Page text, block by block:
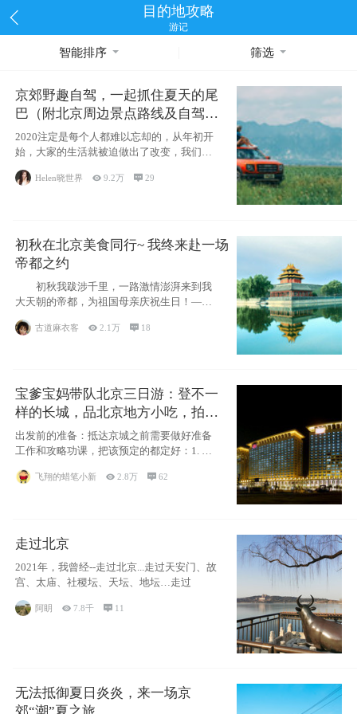
目的地攻略
游记
智能排序 筛选
京郊野趣自驾，一起抓住夏天的尾
巴（附北京周边景点路线及自驾攻
略）
2020注定是每个人都难以忘却的，从年初开
始，大家的生活就被迫做出了改变，我们也
不例外。本来双双辞职是为
Helen晓世界 9.2万 29
初秋在北京美食同行~ 我终来赴一场
帝都之约
初秋我跋涉千里，一路激情澎湃来到我
大天朝的帝都，为祖国母亲庆祝生日！——
古道麻衣客 2.1万  18
宝爹宝妈带队北京三日游：登不一
样的长城，品北京地方小吃，拍盘
古七星夜景！
出发前的准备：抵达京城之前需要做好准备
工作和攻略功课，把该预定的都定好：1. 酒
飞翔的蜡笔小新 2.8万 62
走过北京
2021年，我曾经--走过北京...走过天安门、故
宫、太庙、社稷坛、天坛、地坛…走过
阿眀 7.8千  11
无法抵御夏日炎炎，来一场京